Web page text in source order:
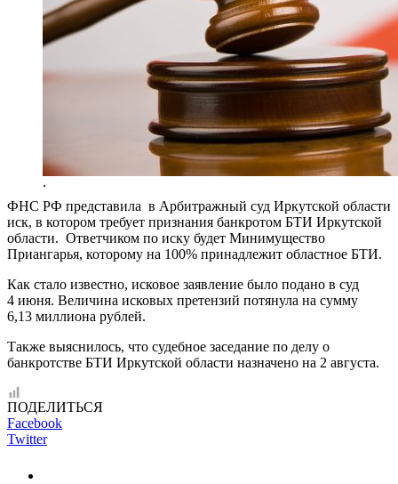
.
ФНС РФ представила в Арбитражный суд Иркутской области
иск, в котором требует признания банкротом БТИ Иркутской
области. Ответчиком по иску будет Минимущество
Приангарья, которому на 100% принадлежит областное БТИ.
Как стало известно, исковое заявление было подано в суд
4 июня. Величина исковых претензий потянула на сумму
6,13 миллиона рублей.
Также выяснилось, что судебное заседание по делу о
банкротстве БТИ Иркутской области назначено на 2 августа.
ПОДЕЛИТЬСЯ
Facebook
Twitter